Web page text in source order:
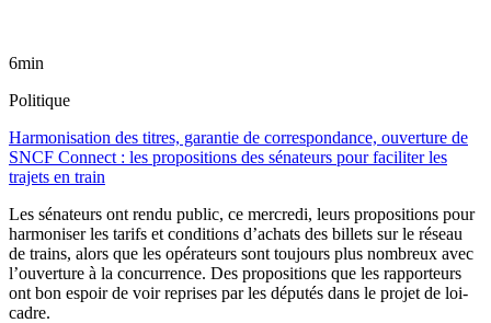
6min
Politique
Harmonisation des titres, garantie de correspondance, ouverture de
SNCF Connect : les propositions des sénateurs pour faciliter les
trajets en train
Les sénateurs ont rendu public, ce mercredi, leurs propositions pour
harmoniser les tarifs et conditions d’achats des billets sur le réseau
de trains, alors que les opérateurs sont toujours plus nombreux avec
l’ouverture à la concurrence. Des propositions que les rapporteurs
ont bon espoir de voir reprises par les députés dans le projet de loi-
cadre.